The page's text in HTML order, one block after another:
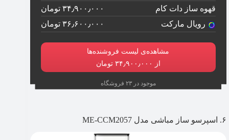
قهوه ساز دات کام
۳۴٫۹۰۰٫۰۰۰ تومان
رویال مارکت
۳۶٫۶۰۰٫۰۰۰ تومان
مشاهده‌ی لیست فروشنده‌ها
از ۳۴٫۹۰۰٫۰۰۰ تومان
موجود در ۲۳ فروشگاه
۶. اسپرسو ساز مباشی مدل ME-CCM2057